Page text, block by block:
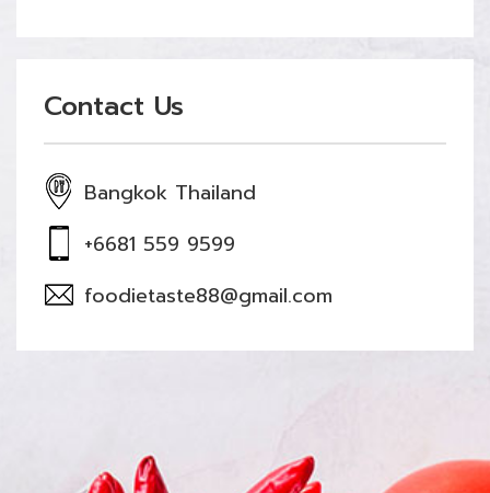
Contact Us
Bangkok Thailand
+6681 559 9599
foodietaste88@gmail.com